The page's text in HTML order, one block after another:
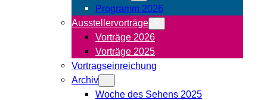
Programm 2026
Ausstellervorträge
Vorträge 2026
Vorträge 2025
Vortragseinreichung
Archiv
Woche des Sehens 2025